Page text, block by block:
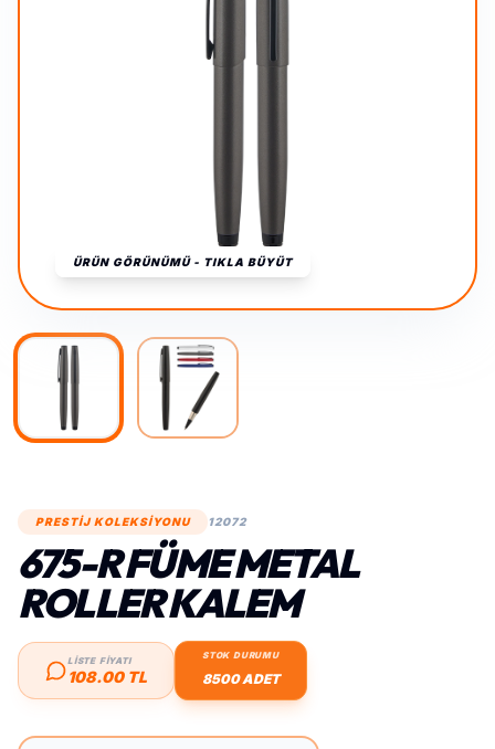
ÜRÜN GÖRÜNÜMÜ - TIKLA BÜYÜT
PRESTİJ KOLEKSİYONU 12072
675-R FÜME METAL
ROLLER KALEM
LİSTE FİYATI
108.00 TL
STOK DURUMU
8500 ADET